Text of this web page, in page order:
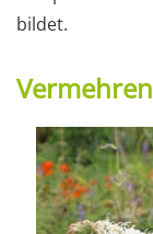
bildet.
Vermehren